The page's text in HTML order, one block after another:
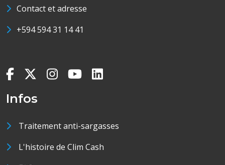
Contact et adresse
+594 594 31 14 41
Infos
Traitement anti-sargasses
L'histoire de Clim Cash